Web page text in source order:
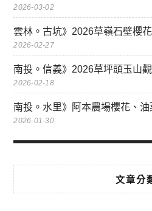
2026-03-02
雲林。古坑》2026草嶺石壁櫻
2026-02-27
南投。信義》2026草坪頭玉山
2026-02-18
南投。水里》阿本農場櫻花、
2026-01-30
文章分